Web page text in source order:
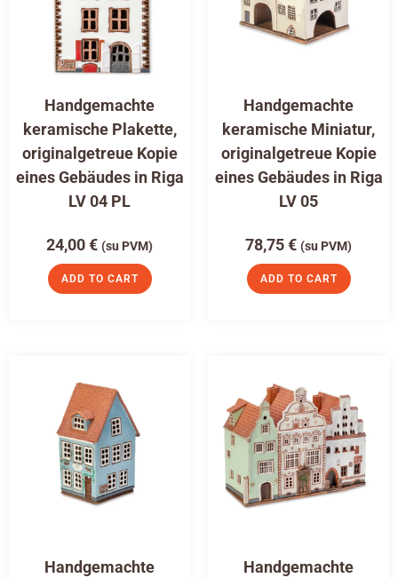
Handgemachte
keramische Plakette,
originalgetreue Kopie
eines Gebäudes in Riga
LV 04 PL
24,00€ (su PVM)
ADD TO CART
Handgemachte
keramische Miniatur,
originalgetreue Kopie
eines Gebäudes in Riga
LV 05
78,75€ (su PVM)
ADD TO CART
Handgemachte
Handgemachte